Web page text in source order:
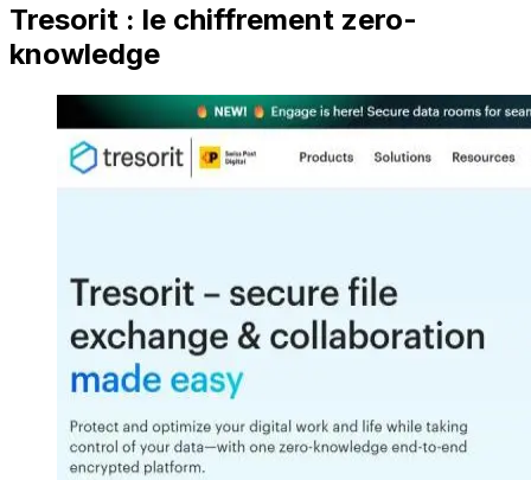
Tresorit : le chiffrement zero-
knowledge